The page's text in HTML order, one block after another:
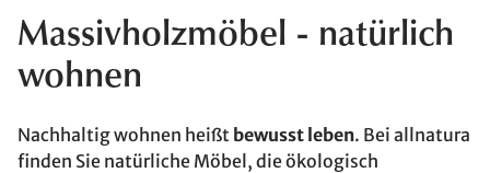
Massivholzmöbel - natürlich
wohnen
Nachhaltig wohnen heißt bewusst leben. Bei allnatura
finden Sie natürliche Möbel, die ökologisch